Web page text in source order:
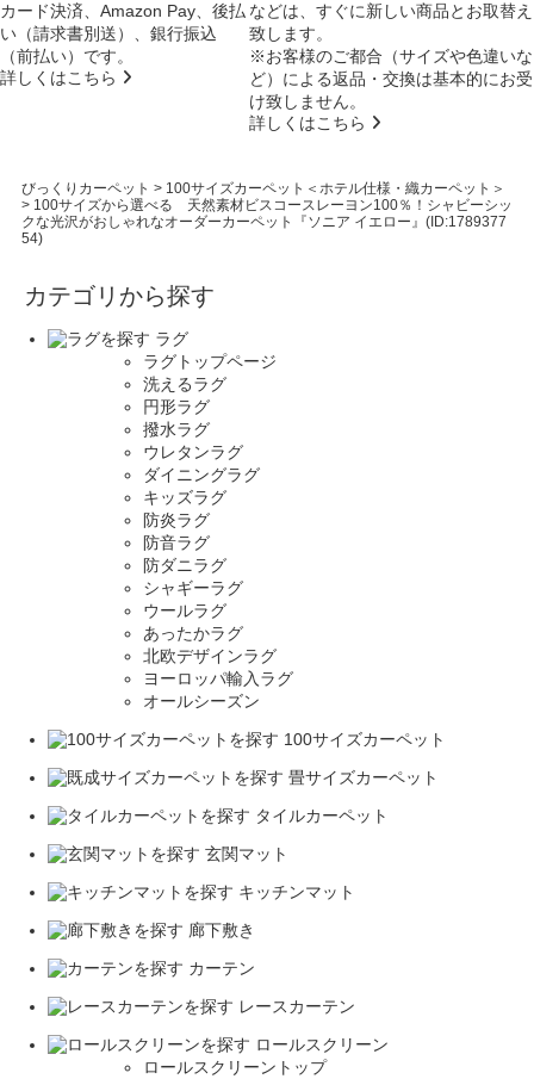
カード決済、Amazon Pay、後払
い（請求書別送）、銀行振込
（前払い）です。
詳しくはこちら
などは、すぐに新しい商品とお取替え
致します。
※お客様のご都合（サイズや色違いな
ど）による返品・交換は基本的にお受
け致しません。
詳しくはこちら
びっくりカーペット > 100サイズカーペット＜ホテル仕様・織カーペット＞
> 100サイズから選べる 天然素材ビスコースレーヨン100％！シャビーシッ
クな光沢がおしゃれなオーダーカーペット『ソニア イエロー』(ID:1789377
54)
カテゴリから探す
ラグ
ラグトップページ
洗えるラグ
円形ラグ
撥水ラグ
ウレタンラグ
ダイニングラグ
キッズラグ
防炎ラグ
防音ラグ
防ダニラグ
シャギーラグ
ウールラグ
あったかラグ
北欧デザインラグ
ヨーロッパ輸入ラグ
オールシーズン
100サイズカーペット
畳サイズカーペット
タイルカーペット
玄関マット
キッチンマット
廊下敷き
カーテン
レースカーテン
ロールスクリーン
ロールスクリーントップ